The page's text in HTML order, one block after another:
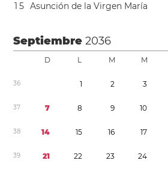
1 5 Asunción de la Virgen María
Septiembre2036
D L M M
36 1 2 3
37 7 8 9 10
38 14 15 16 17
39 21 22 23 24